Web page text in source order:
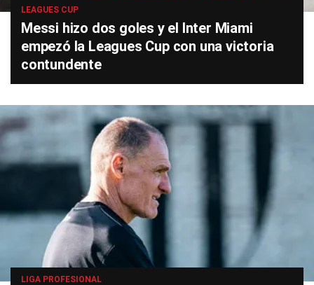
LEAGUES CUP
Messi hizo dos goles y el Inter Miami
empezó la Leagues Cup con una victoria
contundente
LIGA PROFESIONAL